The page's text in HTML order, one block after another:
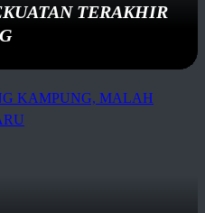
TERAKHIR